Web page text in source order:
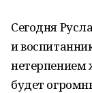
Сегодня
и
нетерпением
будет